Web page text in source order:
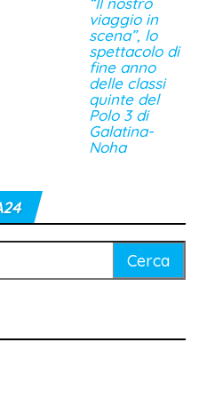
viaggio in
scena”, lo
spettacolo di
fine anno
delle classi
quinte del
Polo 3 di
Galatina-
Noha